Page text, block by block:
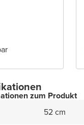
zum Produkt
52 cm